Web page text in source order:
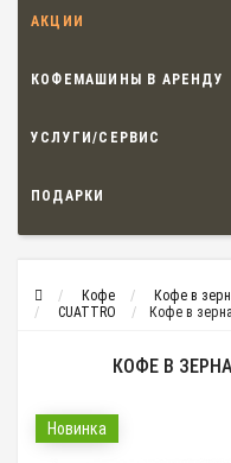
АКЦИИ
КОФЕМАШИНЫ В АРЕНДУ
УСЛУГИ/СЕРВИС
ПОДАРКИ
Кофе
Кофе в
CUATTRO
Кофе в
КОФЕ В
Новинка